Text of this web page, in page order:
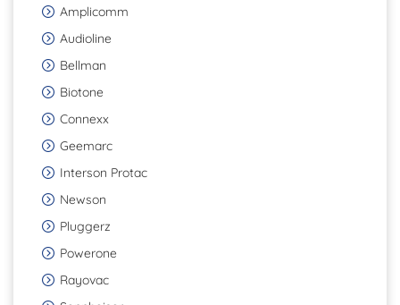
Amplicomm
Audioline
Bellman
Biotone
Connexx
Geemarc
Interson Protac
Newson
Pluggerz
Powerone
Rayovac